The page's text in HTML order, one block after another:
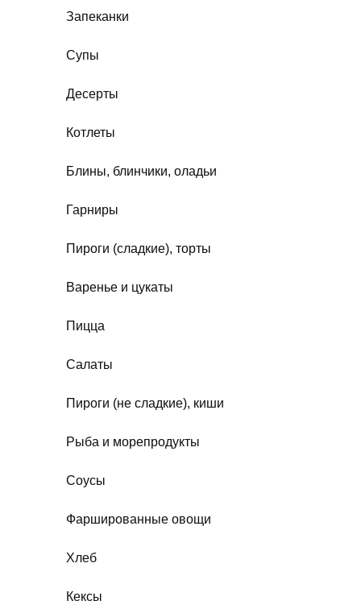
Запеканки
Супы
Десерты
Котлеты
Блины, блинчики, оладьи
Гарниры
Пироги (сладкие), торты
Варенье и цукаты
Пицца
Салаты
Пироги (не сладкие), киши
Рыба и морепродукты
Соусы
Фаршированные овощи
Хлеб
Кексы